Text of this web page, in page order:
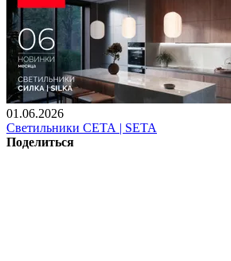
01.06.2026
Светильники СЕТА | SETA
Поделиться